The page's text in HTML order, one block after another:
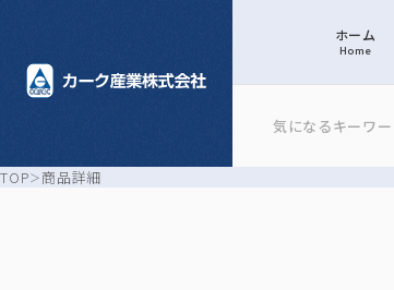
ホーム
Home
TOP 商品詳細